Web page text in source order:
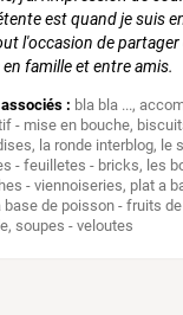
est quand je suis
l'occasion de
famille et entre amis.
: bla bla ...,
- mise en bouche,
, la ronde interblog, le
- feuilletes - bricks, les
- viennoiseries, plat a
base de poisson - fruits
,soupes - veloutes